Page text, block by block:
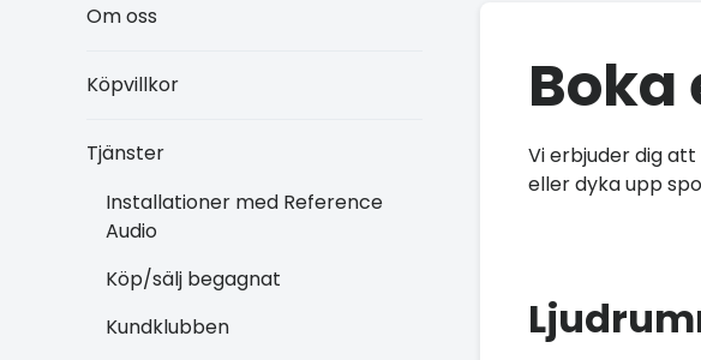
Om oss
Köpvillkor
Tjänster
Installationer med Reference
Audio
Köp/sälj begagnat
Kundklubben
Boka
Vi erbjuder dig
eller dyka upp